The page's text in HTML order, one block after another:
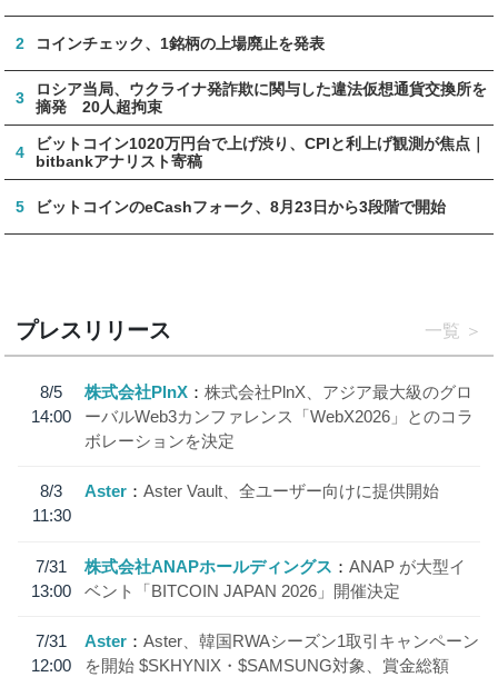
2 コインチェック、1銘柄の上場廃止を発表
3
ロシア当局、ウクライナ発詐欺に関与した違法仮想通貨交換所を
摘発 20人超拘束
4
ビットコイン1020万円台で上げ渋り、CPIと利上げ観測が焦点｜
bitbankアナリスト寄稿
5 ビットコインのeCashフォーク、8月23日から3段階で開始
プレスリリース 一覧
8/5
14:00
株式会社PlnX
株式会社PlnX、アジア最大級のグロ
ーバルWeb3カンファレンス「WebX2026」とのコラ
ボレーションを決定
8/3
11:30
Aster Aster Vault、全ユーザー向けに提供開始
7/31
13:00
株式会社ANAPホールディングス
ANAP が大型イ
ベント「BITCOIN JAPAN 2026」開催決定
7/31
12:00
Aster
Aster、韓国RWAシーズン1取引キャンペーン
を開始 $SKHYNIX・$SAMSUNG対象、賞金総額